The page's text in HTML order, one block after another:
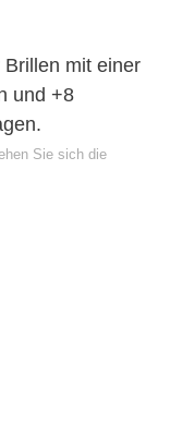
mit einer
und +8
Sie sich die